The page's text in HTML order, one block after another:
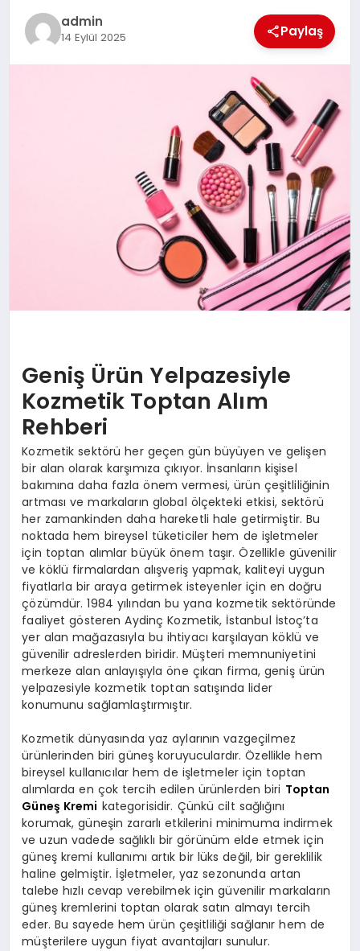
admin
14 Eylül 2025 Paylaş
Geniş Ürün Yelpazesiyle
Kozmetik Toptan Alım
Rehberi
Kozmetik sektörü her geçen gün büyüyen ve gelişen
bir alan olarak karşımıza çıkıyor. İnsanların kişisel
bakımına daha fazla önem vermesi, ürün çeşitliliğinin
artması ve markaların global ölçekteki etkisi, sektörü
her zamankinden daha hareketli hale getirmiştir. Bu
noktada hem bireysel tüketiciler hem de işletmeler
için toptan alımlar büyük önem taşır. Özellikle güvenilir
ve köklü firmalardan alışveriş yapmak, kaliteyi uygun
fiyatlarla bir araya getirmek isteyenler için en doğru
çözümdür. 1984 yılından bu yana kozmetik sektöründe
faaliyet gösteren Aydinç Kozmetik, İstanbul İstoç’ta
yer alan mağazasıyla bu ihtiyacı karşılayan köklü ve
güvenilir adreslerden biridir. Müşteri memnuniyetini
merkeze alan anlayışıyla öne çıkan firma, geniş ürün
yelpazesiyle kozmetik toptan satışında lider
konumunu sağlamlaştırmıştır.
Kozmetik dünyasında yaz aylarının vazgeçilmez
ürünlerinden biri güneş koruyuculardır. Özellikle hem
bireysel kullanıcılar hem de işletmeler için toptan
alımlarda en çok tercih edilen ürünlerden biri Toptan
Güneş Kremi kategorisidir. Çünkü cilt sağlığını
korumak, güneşin zararlı etkilerini minimuma indirmek
ve uzun vadede sağlıklı bir görünüm elde etmek için
güneş kremi kullanımı artık bir lüks değil, bir gereklilik
haline gelmiştir. İşletmeler, yaz sezonunda artan
talebe hızlı cevap verebilmek için güvenilir markaların
güneş kremlerini toptan olarak satın almayı tercih
eder. Bu sayede hem ürün çeşitliliği sağlanır hem de
müşterilere uygun fiyat avantajları sunulur.